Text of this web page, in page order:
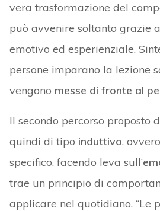
vera trasformazione del
può avvenire soltanto grazie
emotivo ed esperienziale.
persone imparano la lezione
vengono messe di fronte al
Il secondo percorso proposto
quindi di tipo induttivo,
specifico, facendo leva sull’
trae un principio di
applicare nel quotidiano. “Le